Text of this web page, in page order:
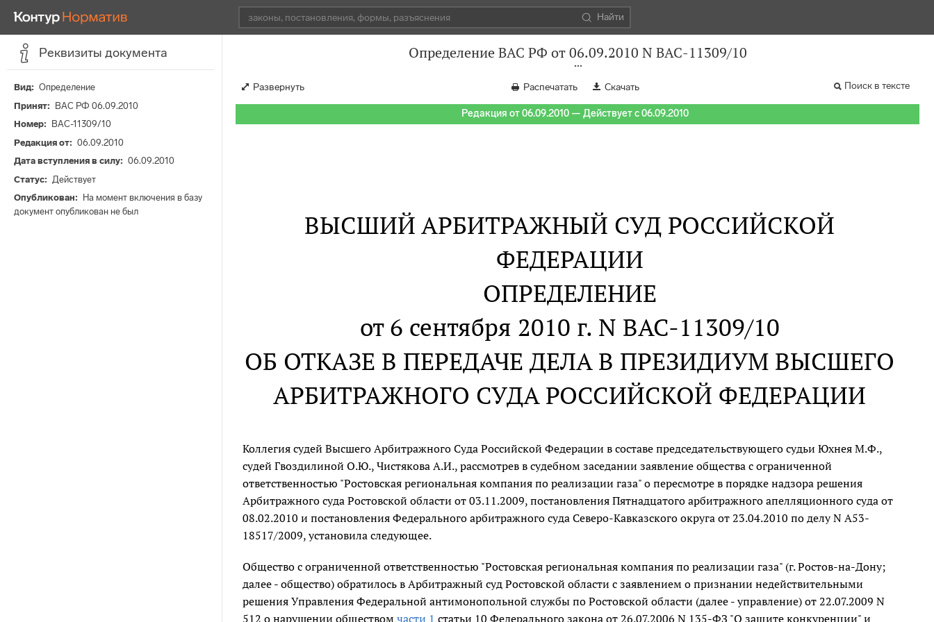
Найти
Реквизиты документа
Вид
Определение
Принят
ВАС РФ 06.09.2010
Номер
ВАС-11309/10
Редакция от
06.09.2010
Дата вступления в силу
06.09.2010
Статус
Действует
Опубликован
На момент включения в базу
документ опубликован не был
Определение ВАС РФ от 06.09.2010 N ВАС-11309/10
Развернуть Распечатать Скачать Поиск в тексте
Редакция от 06.09.2010 — Действует с 06.09.2010
ВЫСШИЙ АРБИТРАЖНЫЙ СУД РОССИЙСКОЙ
ФЕДЕРАЦИИ
ОПРЕДЕЛЕНИЕ
от 6 сентября 2010 г. N ВАС-11309/10
ОБ ОТКАЗЕ В ПЕРЕДАЧЕ ДЕЛА В ПРЕЗИДИУМ ВЫСШЕГО
АРБИТРАЖНОГО СУДА РОССИЙСКОЙ ФЕДЕРАЦИИ
Коллегия судей Высшего Арбитражного Суда Российской Федерации в составе председательствующего судьи Юхнея М.Ф.,
судей Гвоздилиной О.Ю., Чистякова А.И., рассмотрев в судебном заседании заявление общества с ограниченной
ответственностью "Ростовская региональная компания по реализации газа" о пересмотре в порядке надзора решения
Арбитражного суда Ростовской области от 03.11.2009, постановления Пятнадцатого арбитражного апелляционного суда от
08.02.2010 и постановления Федерального арбитражного суда Северо-Кавказского округа от 23.04.2010 по делу N А53-
18517/2009, установила следующее.
Общество с ограниченной ответственностью "Ростовская региональная компания по реализации газа" (г. Ростов-на-Дону;
далее - общество) обратилось в Арбитражный суд Ростовской области с заявлением о признании недействительными
решения Управления Федеральной антимонопольной службы по Ростовской области (далее - управление) от 22.07.2009 N
512 о нарушении обществом части 1 статьи 10 Федерального закона от 26.07.2006 N 135-ФЗ "О защите конкуренции" и